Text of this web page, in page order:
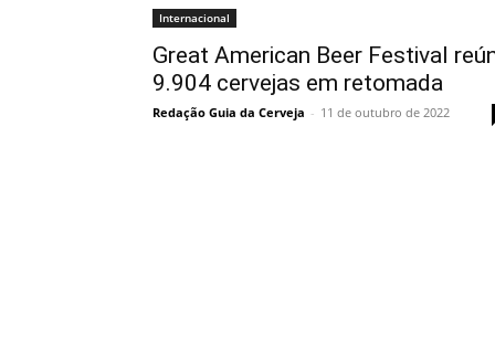
Internacional
Great American Beer Festival
9.904 cervejas em retomada
Redação Guia da Cerveja - 11 de outubro de 2022